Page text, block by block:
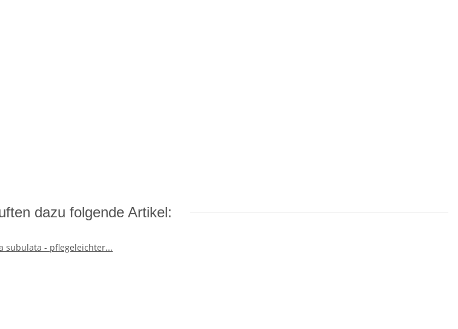
dazu folgende Artikel: